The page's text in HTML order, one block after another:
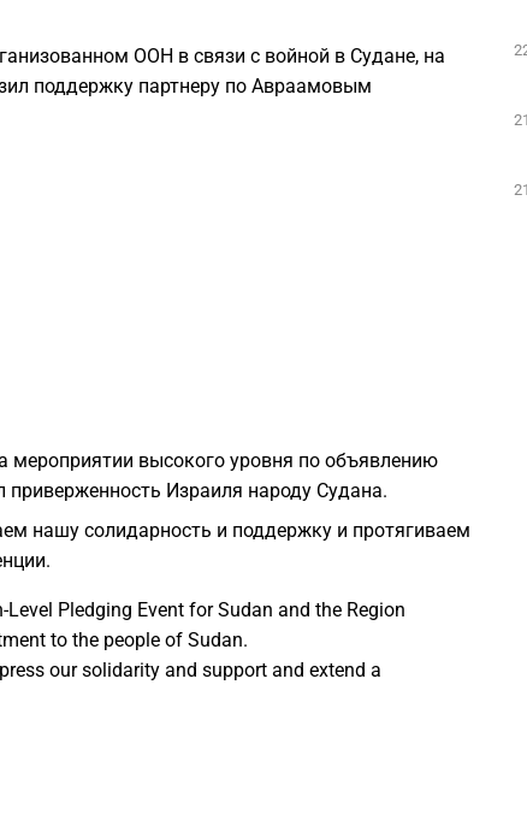
ООН в связи с войной в Судане, на
поддержку партнеру по Авраамовым
мероприятии высокого уровня по объявлению
Израиля народу Судана.
нашу солидарность и поддержку и протягиваем
Pledging Event for Sudan and the Region
to the people of Sudan.
our solidarity and support and extend a